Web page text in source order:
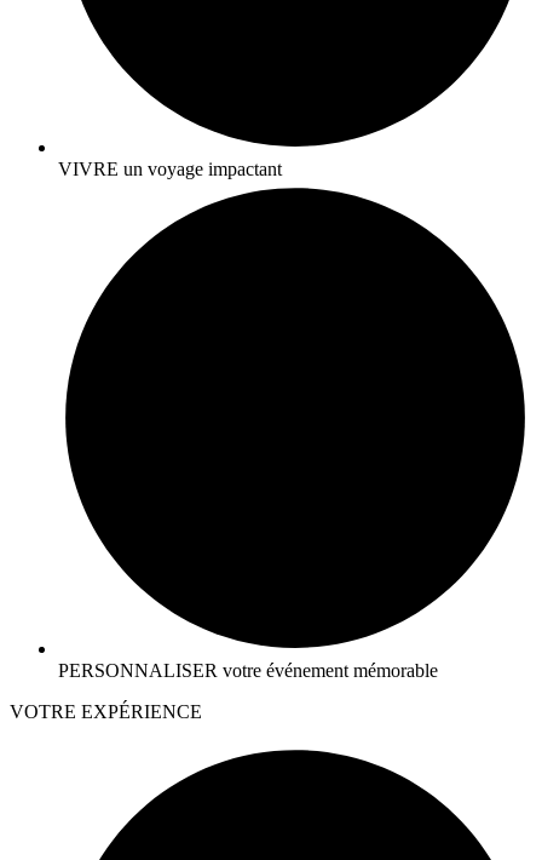
VIVRE un voyage impactant
PERSONNALISER votre événement mémorable
VOTRE EXPÉRIENCE